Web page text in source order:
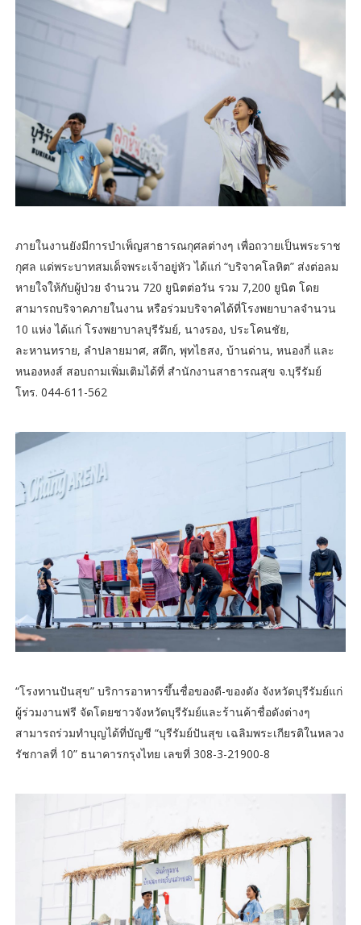
ภายในงานยังมีการบำเพ็ญสาธารณกุศลต่างๆ เพื่อถวายเป็นพระราช
กุศล แด่พระบาทสมเด็จพระเจ้าอยู่หัว ได้แก่ “บริจาคโลหิต” ส่งต่อลม
หายใจให้กับผู้ป่วย จำนวน 720 ยูนิตต่อวัน รวม 7,200 ยูนิต โดย
สามารถบริจาคภายในงาน หรือร่วมบริจาคได้ที่โรงพยาบาลจำนวน
10 แห่ง ได้แก่ โรงพยาบาลบุรีรัมย์, นางรอง, ประโคนชัย,
ละหานทราย, ลำปลายมาศ, สตึก, พุทไธสง, บ้านด่าน, หนองกี่ และ
หนองหงส์ สอบถามเพิ่มเติมได้ที่ สำนักงานสาธารณสุข จ.บุรีรัมย์
โทร. 044-611-562
“โรงทานปันสุข” บริการอาหารขึ้นชื่อของดี-ของดัง จังหวัดบุรีรัมย์แก่
ผู้ร่วมงานฟรี จัดโดยชาวจังหวัดบุรีรัมย์และร้านค้าชื่อดังต่างๆ
สามารถร่วมทำบุญได้ที่บัญชี “บุรีรัมย์ปันสุข เฉลิมพระเกียรติในหลวง
รัชกาลที่ 10” ธนาคารกรุงไทย เลขที่ 308-3-21900-8